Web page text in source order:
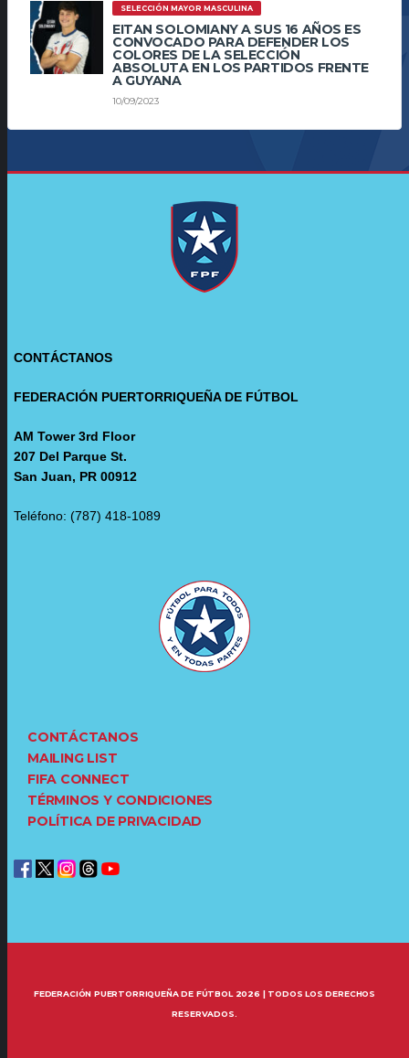
SELECCIÓN MAYOR MASCULINA
EITAN SOLOMIANY A SUS 16 AÑOS ES
CONVOCADO PARA DEFENDER LOS
COLORES DE LA SELECCIÓN
ABSOLUTA EN LOS PARTIDOS FRENTE
A GUYANA
10/09/2023
CONTÁCTANOS
FEDERACIÓN PUERTORRIQUEÑA DE FÚTBOL
AM Tower 3rd Floor
207 Del Parque St.
San Juan, PR 00912
Teléfono: (787) 418-1089
CONTÁCTANOS
MAILING LIST
FIFA CONNECT
TÉRMINOS Y CONDICIONES
POLÍTICA DE PRIVACIDAD
FEDERACIÓN PUERTORRIQUEÑA DE FÚTBOL 2026 | TODOS LOS DERECHOS
RESERVADOS.